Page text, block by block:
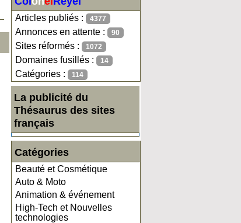
Articles publiés : 4377
Annonces en attente : 90
Sites réformés : 1072
Domaines fusillés : 14
Catégories : 114
La publicité du
Thésaurus des sites
français
Catégories
Beauté et Cosmétique
Auto & Moto
Animation & événement
High-Tech et Nouvelles
technologies